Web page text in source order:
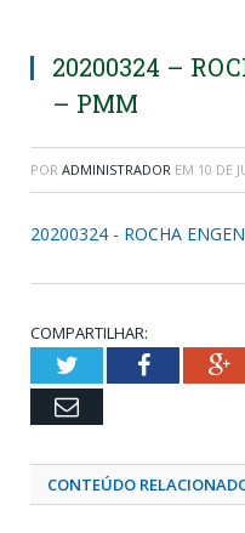
20200324 –
– PMM
POR ADMINISTRADOR EM 10 DE
20200324 - ROCHA
COMPARTILHAR:
TwitterFacebook
Email
CONTEÚDO